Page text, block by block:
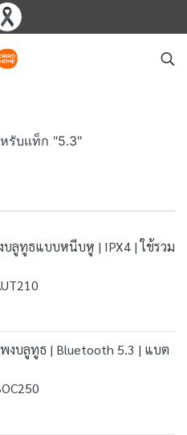
รับแท็ก "5.3"
บลูทูธแบบหนีบหู | IPX4 | ใช้รวม
พงบลูทูธ | Bluetooth 5.3 | แบต